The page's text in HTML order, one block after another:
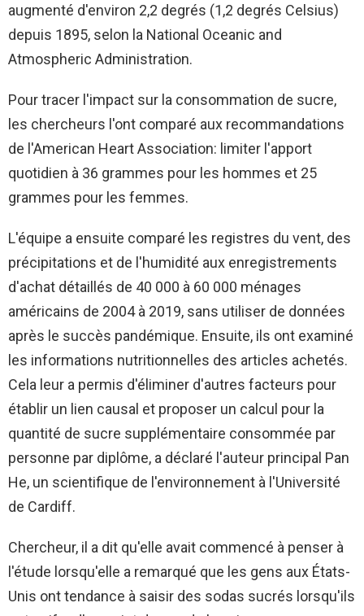
augmenté d'environ 2,2 degrés (1,2 degrés Celsius)
depuis 1895, selon la National Oceanic and
Atmospheric Administration.
Pour tracer l'impact sur la consommation de sucre,
les chercheurs l'ont comparé aux recommandations
de l'American Heart Association: limiter l'apport
quotidien à 36 grammes pour les hommes et 25
grammes pour les femmes.
L'équipe a ensuite comparé les registres du vent, des
précipitations et de l'humidité aux enregistrements
d'achat détaillés de 40 000 à 60 000 ménages
américains de 2004 à 2019, sans utiliser de données
après le succès pandémique. Ensuite, ils ont examiné
les informations nutritionnelles des articles achetés.
Cela leur a permis d'éliminer d'autres facteurs pour
établir un lien causal et proposer un calcul pour la
quantité de sucre supplémentaire consommée par
personne par diplôme, a déclaré l'auteur principal Pan
He, un scientifique de l'environnement à l'Université
de Cardiff.
Chercheur, il a dit qu'elle avait commencé à penser à
l'étude lorsqu'elle a remarqué que les gens aux États-
Unis ont tendance à saisir des sodas sucrés lorsqu'ils